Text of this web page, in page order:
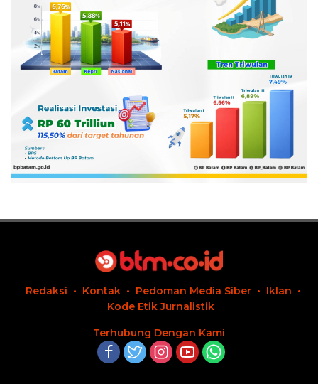
Redaksi Kontak Pedoman Media Siber
Iklan
Kode Etik Jurnalistik
Terhubung Dengan Kami